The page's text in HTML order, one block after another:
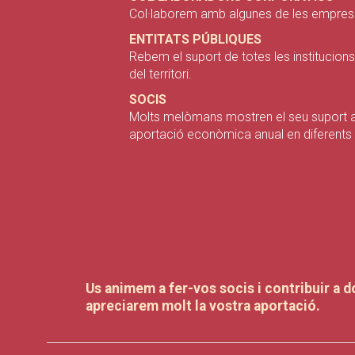
Col·laborem amb algunes de les
ENTITATS PÚBLIQUES
Rebem el suport de totes les
del territori.
SOCIS
Molts melòmans mostren el seu suport
aportació econòmica anual en
Us animem a fer-vos socis i contribuir a
apreciarem molt la vostra aportació.